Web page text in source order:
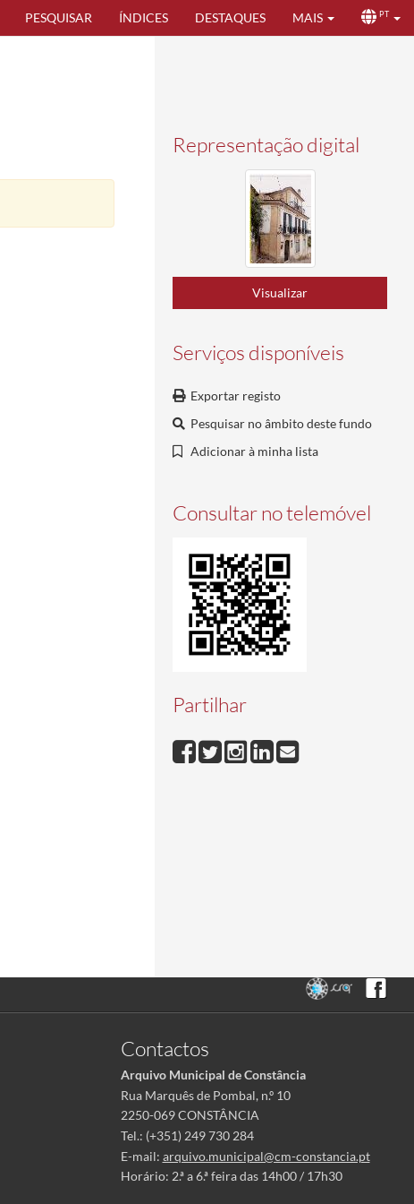
PESQUISAR ÍNDICES DESTAQUES MAIS PT
Representação digital
Visualizar
Serviços disponíveis
Exportar registo
Pesquisar no âmbito deste fundo
Adicionar à minha lista
Consultar no telemóvel
Partilhar
Contactos
Arquivo Municipal de Constância
Rua Marquês de Pombal, n.º 10
2250-069 CONSTÂNCIA
Tel.: (+351) 249 730 284
E-mail: arquivo.municipal@cm-constancia.pt
Horário: 2.ª a 6.ª feira das 14h00 / 17h30